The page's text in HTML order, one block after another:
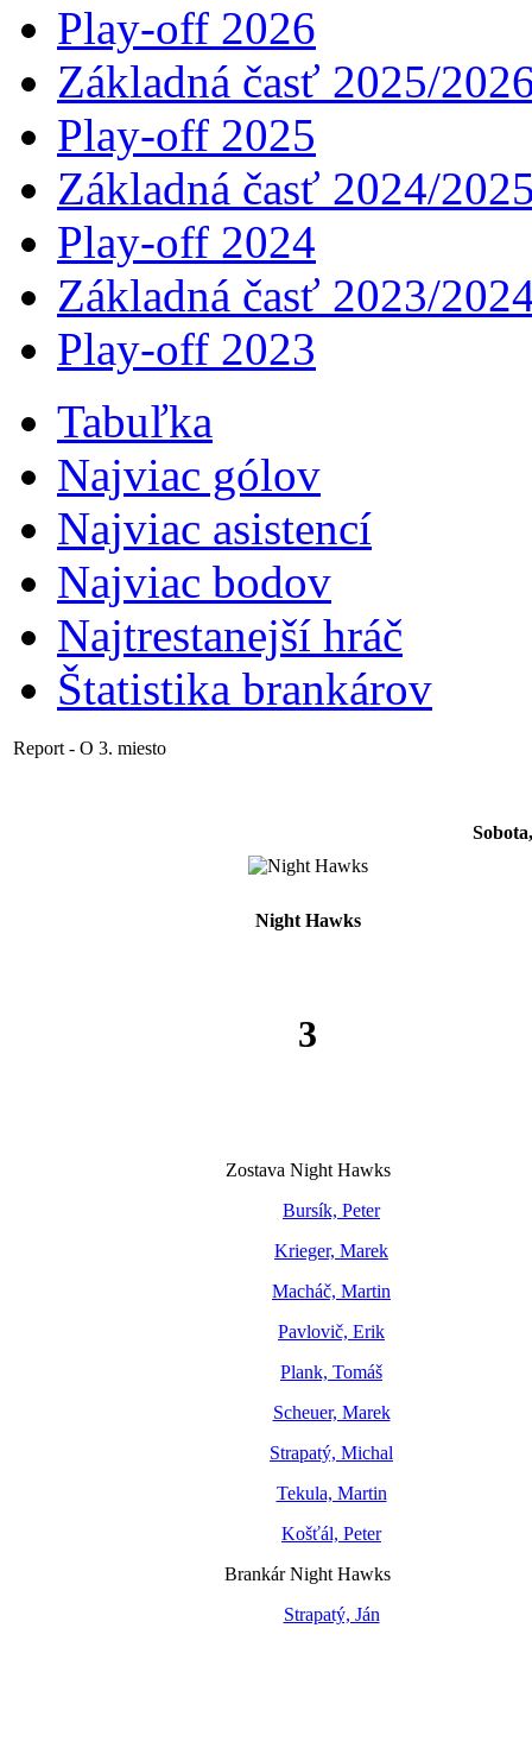
Play-off 2026
Základná časť 2025/
Play-off 2025
Základná časť 2024/
Play-off 2024
Základná časť 2023/
Play-off 2023
Tabuľka
Najviac gólov
Najviac asistencí­
Najviac bodov
Najtrestanejší hráč
Štatistika brankárov
Report - O 3. miesto
Night Hawks
3
Zostava Night Hawks
Bursík, Peter
Krieger, Marek
Macháč, Martin
Pavlovič, Erik
Plank, Tomáš
Scheuer, Marek
Strapatý, Michal
Tekula, Martin
Košťál, Peter
Brankár Night Hawks
Strapatý, Ján